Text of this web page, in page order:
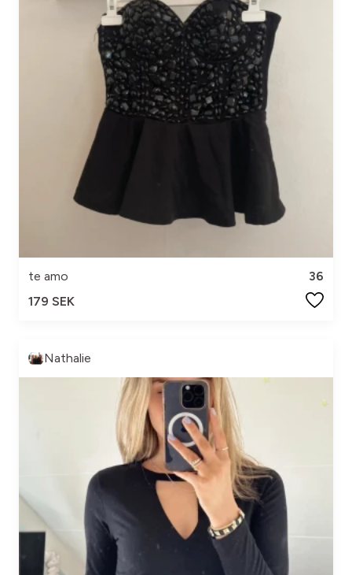
te amo
36
179 SEK
Nathalie